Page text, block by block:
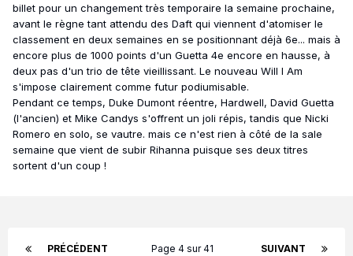
billet pour un changement très temporaire la semaine prochaine,
avant le règne tant attendu des Daft qui viennent d'atomiser le
classement en deux semaines en se positionnant déjà 6e... mais à
encore plus de 1000 points d'un Guetta 4e encore en hausse, à
deux pas d'un trio de tête vieillissant. Le nouveau Will I Am
s'impose clairement comme futur podiumisable.
Pendant ce temps, Duke Dumont réentre, Hardwell, David Guetta
(l'ancien) et Mike Candys s'offrent un joli répis, tandis que Nicki
Romero en solo, se vautre. mais ce n'est rien à côté de la sale
semaine que vient de subir Rihanna puisque ses deux titres
sortent d'un coup !
PRÉCÉDENT SUIVANT
Page 4 sur 41